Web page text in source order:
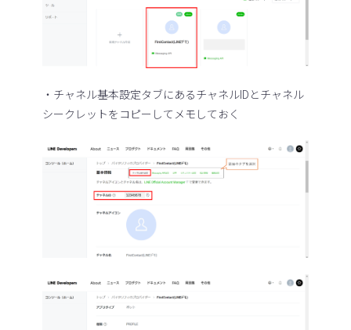
・チャネル基本設定タブにあるチャネルIDとチャネル
シークレットをコピーしてメモしておく